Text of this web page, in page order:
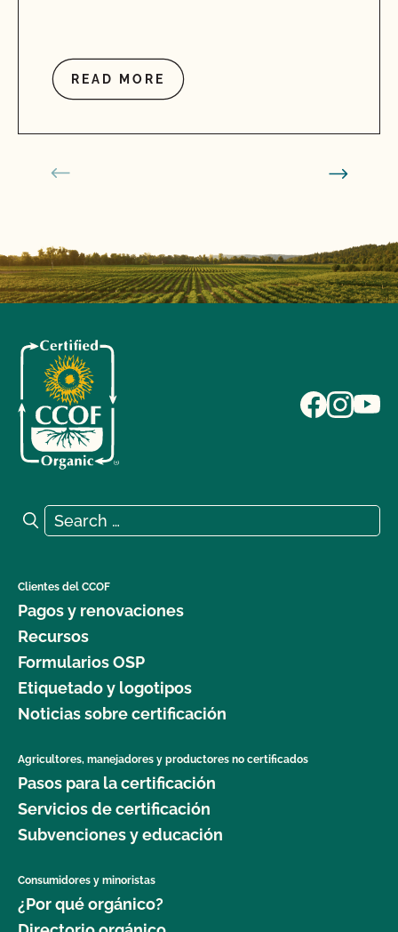
READ MORE
Search for:
Search
Clientes del CCOF
Pagos y renovaciones
Recursos
Formularios OSP
Etiquetado y logotipos
Noticias sobre certificación
Agricultores, manejadores y productores no certificados
Pasos para la certificación
Servicios de certificación
Subvenciones y educación
Consumidores y minoristas
¿Por qué orgánico?